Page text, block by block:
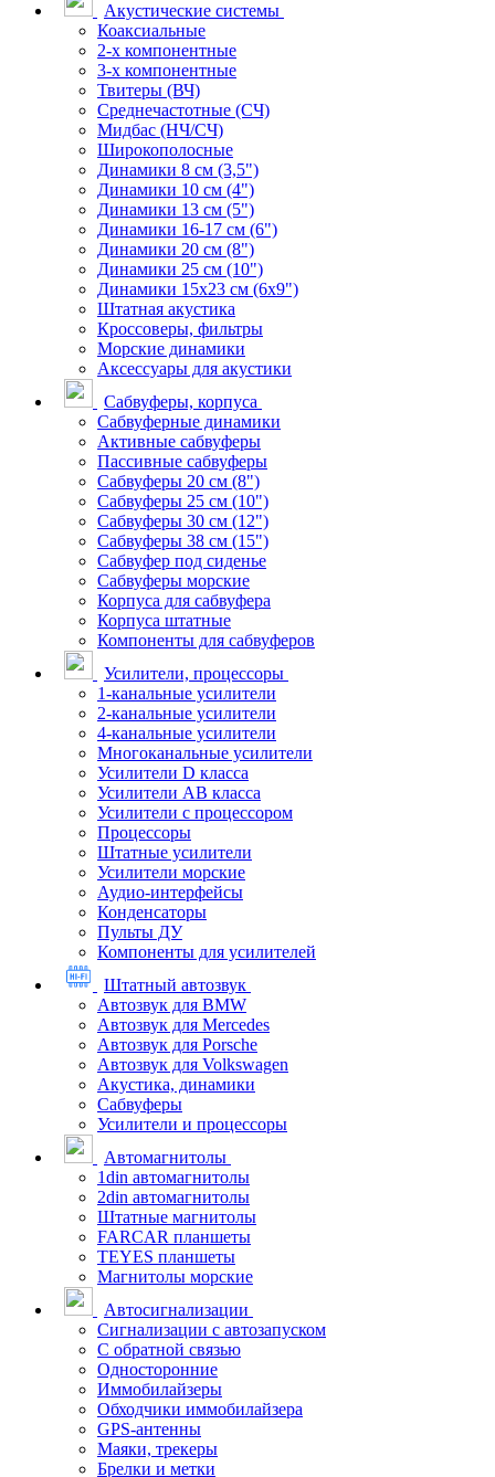
Акустические системы
Коаксиальные
2-х компонентные
3-х компонентные
Твитеры (ВЧ)
Среднечастотные (СЧ)
Мидбас (НЧ/СЧ)
Широкополосные
Динамики 8 см (3,5")
Динамики 10 см (4")
Динамики 13 см (5")
Динамики 16-17 см (6")
Динамики 20 см (8")
Динамики 25 см (10")
Динамики 15х23 см (6х9")
Штатная акустика
Кроссоверы, фильтры
Морские динамики
Аксессуары для акустики
Сабвуферы, корпуса
Сабвуферные динамики
Активные сабвуферы
Пассивные сабвуферы
Сабвуферы 20 см (8")
Сабвуферы 25 см (10")
Сабвуферы 30 см (12")
Сабвуферы 38 см (15")
Сабвуфер под сиденье
Сабвуферы морские
Корпуса для сабвуфера
Корпуса штатные
Компоненты для сабвуферов
Усилители, процессоры
1-канальные усилители
2-канальные усилители
4-канальные усилители
Многоканальные усилители
Усилители D класса
Усилители АВ класса
Усилители с процессором
Процессоры
Штатные усилители
Усилители морские
Аудио-интерфейсы
Конденсаторы
Пульты ДУ
Компоненты для усилителей
Штатный автозвук
Автозвук для BMW
Автозвук для Mercedes
Автозвук для Porsche
Автозвук для Volkswagen
Акустика, динамики
Сабвуферы
Усилители и процессоры
Автомагнитолы
1din автомагнитолы
2din автомагнитолы
Штатные магнитолы
FARCAR планшеты
TEYES планшеты
Магнитолы морские
Автосигнализации
Сигнализации с автозапуском
С обратной связью
Односторонние
Иммобилайзеры
Обходчики иммобилайзера
GPS-антенны
Маяки, трекеры
Брелки и метки